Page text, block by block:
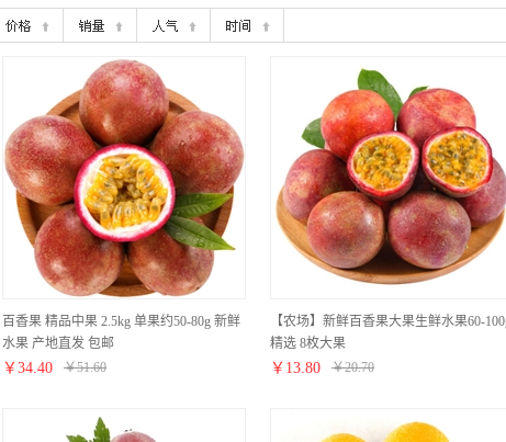
百香果 精品中果 2.5kg 单果约50-80g 新鲜
水果 产地直发 包邮
￥ 34.40 ￥51.60
【农场】新鲜百香果大果生鲜水果60-
精选 8枚大果
￥ 13.80 ￥20.70